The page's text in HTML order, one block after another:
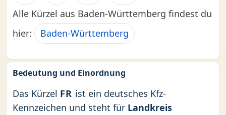
Alle Kürzel aus Baden-Württemberg findest du
hier:
Baden-Württemberg
Bedeutung und Einordnung
Das Kürzel FR ist ein deutsches Kfz-
Kennzeichen und steht für Landkreis